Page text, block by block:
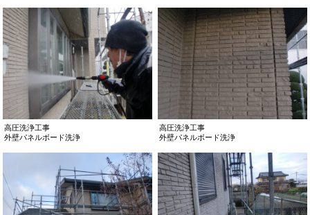
高圧洗浄工事
外壁パネルボード洗浄
高圧洗浄工事
外壁パネルボード洗浄